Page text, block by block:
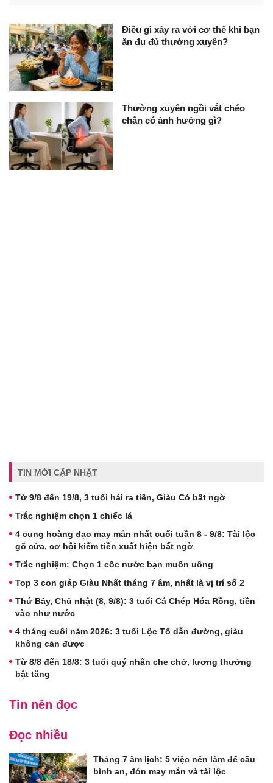
Điều gì xảy ra với cơ thể khi bạn
ăn đu đủ thường xuyên?
Thường xuyên ngồi vắt chéo
chân có ảnh hưởng gì?
TIN MỚI CẬP NHẬT
Từ 9/8 đến 19/8, 3 tuổi hái ra tiền, Giàu Có bất ngờ
Trắc nghiệm chọn 1 chiếc lá
4 cung hoàng đạo may mắn nhất cuối tuần 8 - 9/8: Tài lộc
gõ cửa, cơ hội kiếm tiền xuất hiện bất ngờ
Trắc nghiệm: Chọn 1 cốc nước bạn muốn uống
Top 3 con giáp Giàu Nhất tháng 7 âm, nhất là vị trí số 2
Thứ Bảy, Chủ nhật (8, 9/8): 3 tuổi Cá Chép Hóa Rồng, tiền
vào như nước
4 tháng cuối năm 2026: 3 tuổi Lộc Tổ dẫn đường, giàu
không cản được
Từ 8/8 đến 18/8: 3 tuổi quý nhân che chở, lương thưởng
bật tăng
Tin nên đọc
Đọc nhiều
Tháng 7 âm lịch: 5 việc nên làm để cầu
bình an, đón may mắn và tài lộc